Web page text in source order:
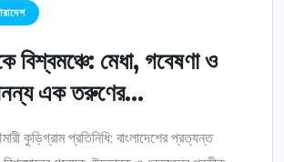
বিশ্বমঞ্চে: মেধা, গবেষণা ও
এক তরুণের...
কুড়িগ্রাম প্রতিনিধি: বাংলাদেশের প্রত্যন্ত